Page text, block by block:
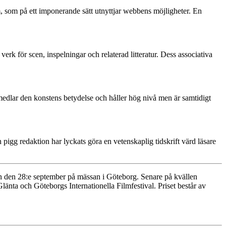
på ett imponerande sätt utnyttjar webbens möjligheter. En
för scen, inspelningar och relaterad litteratur. Dess associativa
den konstens betydelse och håller hög nivå men är samtidigt
redaktion har lyckats göra en vetenskaplig tidskrift värd läsare
28:e september på mässan i Göteborg. Senare på kvällen
och Göteborgs Internationella Filmfestival. Priset består av